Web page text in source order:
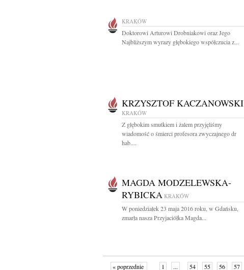
KRAKÓW
Doktorowi Arturowi Drobniakowi oraz Jego
Najbliższym wyrazy głębokiego współczucia z...
KRZYSZTOF KACZANOWSKI
KRAKÓW
Z głębokim smutkiem i żalem przyjęliśmy
wiadomość o śmierci profesora zwyczajnego dr
hab....
MAGDA MODZELEWSKA-
RYBICKA KRAKÓW
W poniedziałek 23 maja 2016 roku, w Gdańsku,
zmarła nasza Przyjaciółka Magda...
« poprzednie 1 ... 54 55 56 57